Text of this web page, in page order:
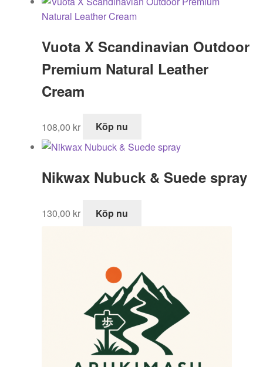
Vuota X Scandinavian Outdoor
Premium Natural Leather
Cream
108,00 kr Köp nu
Nikwax Nubuck & Suede spray
130,00 kr Köp nu